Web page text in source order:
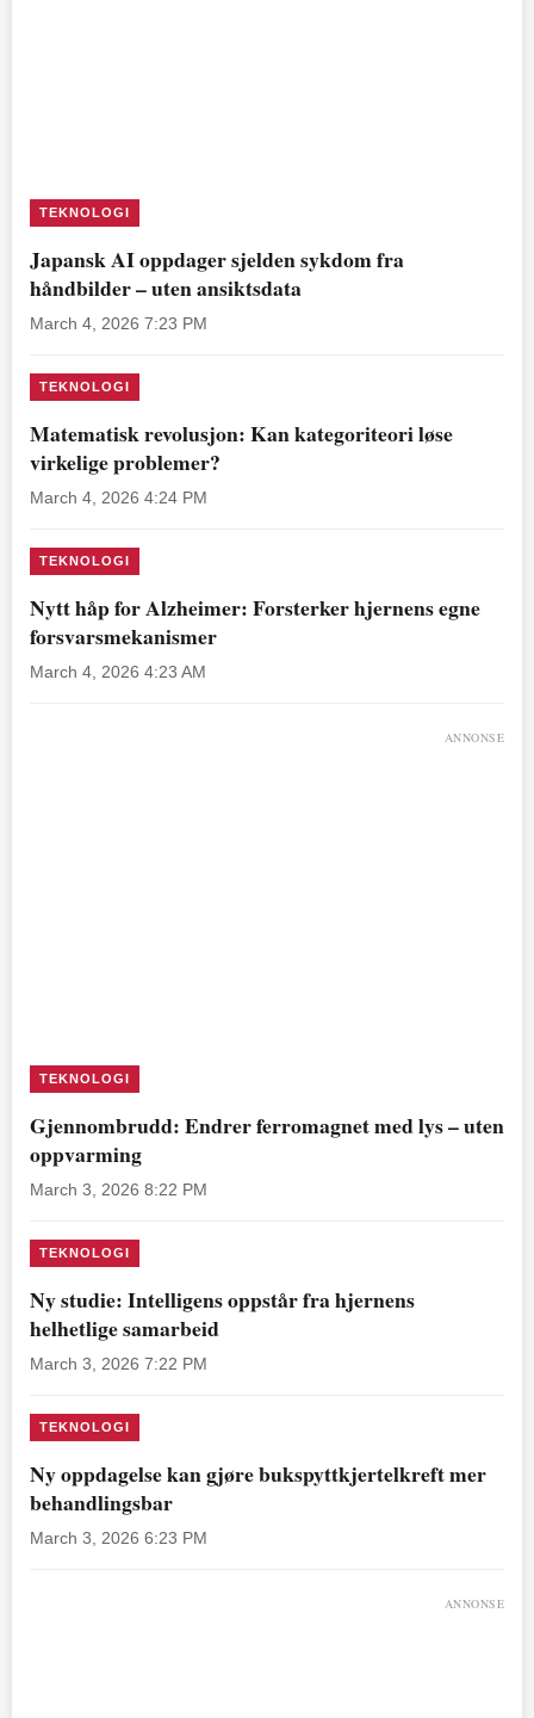
TEKNOLOGI
Japansk AI oppdager sjelden sykdom fra
håndbilder – uten ansiktsdata
March 4, 2026 7:23 PM
TEKNOLOGI
Matematisk revolusjon: Kan kategoriteori løse
virkelige problemer?
March 4, 2026 4:24 PM
TEKNOLOGI
Nytt håp for Alzheimer: Forsterker hjernens egne
forsvarsmekanismer
March 4, 2026 4:23 AM
ANNONSE
TEKNOLOGI
Gjennombrudd: Endrer ferromagnet med lys – uten
oppvarming
March 3, 2026 8:22 PM
TEKNOLOGI
Ny studie: Intelligens oppstår fra hjernens
helhetlige samarbeid
March 3, 2026 7:22 PM
TEKNOLOGI
Ny oppdagelse kan gjøre bukspyttkjertelkreft mer
behandlingsbar
March 3, 2026 6:23 PM
ANNONSE